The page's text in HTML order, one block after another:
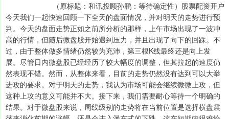
（原标题：和讯投顾孙鹏：等待确定性）股票配资开户
今天我们一起快速回顾一下全天的盘面情况，并对明天的走势进行预
判。今天的盘面走势正如之前所分析的那样，上午市场出现了一波冲
高的行情，但随后微盘股开始遇到压力，并且出现了向下的回踩。不
过，由于整体做多情绪仍然较为充沛，第三根K线最终还是向上发
展。尽管日内微盘股已经经历了较大幅度的调整，但其拉起的速度仍
然表现不错。然而，从整体来看，目前的走势仍然没有达到可以大举
进攻的要求。对于明天的走势，我认为市场可能会继续微微上攻，但
这种上攻的意义可能并不大。接下来，我们需要耐心等待一个明确的
结果。对于微盘股来说，周线级别的走势将在当前位置是选择横盘震